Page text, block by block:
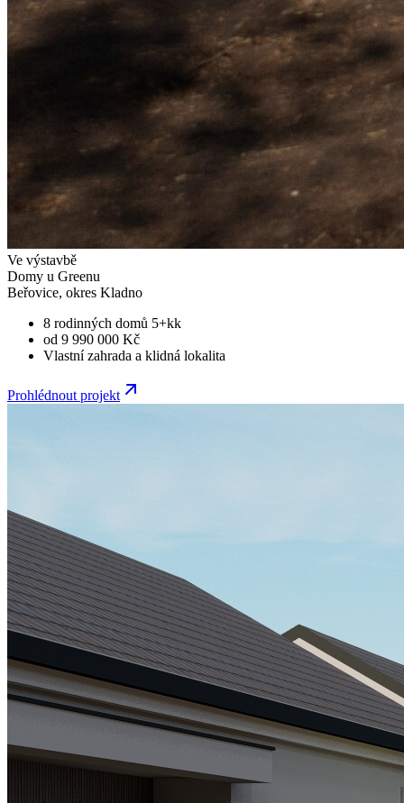
Ve výstavbě
Domy u Greenu
Beřovice, okres Kladno
8 rodinných domů 5+kk
od 9 990 000 Kč
Vlastní zahrada a klidná lokalita
Prohlédnout projekt